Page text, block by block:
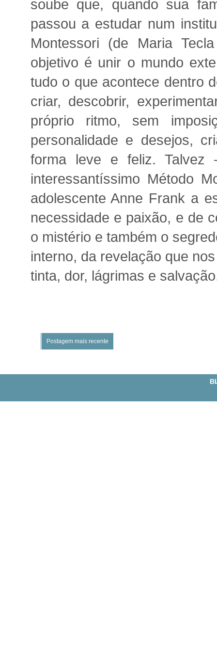
soube que, quando sua
passou a estudar num
Montessori (de Maria
objetivo é unir o mundo
tudo o que acontece dentro
criar, descobrir,
próprio ritmo, sem
personalidade e desejos,
forma leve e feliz. Talvez
interessantíssimo Método
adolescente Anne Frank a
necessidade e paixão, e de
o mistério e também o
interno, da revelação que
tinta, dor, lágrimas e
Postagem mais recente